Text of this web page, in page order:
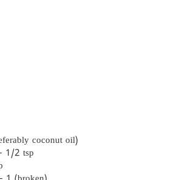
coconut oil)
1/2 tsp